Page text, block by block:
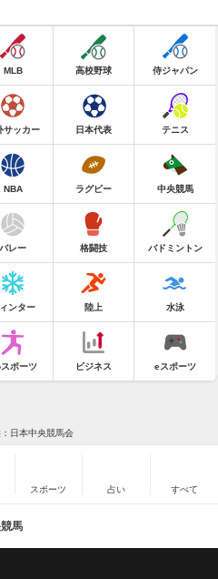
MLB 高校野球 侍ジャパン
サッカー 日本代表 テニス
NBA ラグビー 中央競馬
バレー 格闘技 バドミントン
ンター 陸上 水泳
ポーツ ビジネス eスポーツ
日本中央競馬会
スポーツ 占い すべて
馬